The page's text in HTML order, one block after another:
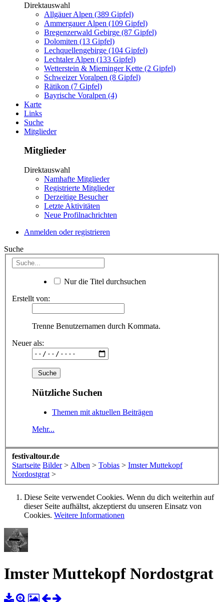
Direktauswahl
Allgäuer Alpen (389 Gipfel)
Ammergauer Alpen (109 Gipfel)
Bregenzerwald Gebirge (87 Gipfel)
Dolomiten (13 Gipfel)
Lechquellengebirge (104 Gipfel)
Lechtaler Alpen (133 Gipfel)
Wetterstein & Mieminger Kette (2 Gipfel)
Schweizer Voralpen (8 Gipfel)
Rätikon (7 Gipfel)
Bayrische Voralpen (4)
Karte
Links
Suche
Mitglieder
Mitglieder
Direktauswahl
Namhafte Mitglieder
Registrierte Mitglieder
Derzeitige Besucher
Letzte Aktivitäten
Neue Profilnachrichten
Anmelden oder registrieren
Suche
Nur die Titel durchsuchen
Erstellt von:
Trenne Benutzernamen durch Kommata.
Neuer als:
Nützliche Suchen
Themen mit aktuellen Beiträgen
Mehr...
festivaltour.de
Startseite Bilder > Alben > Tobias > Imster Muttekopf
Nordostgrat >
Diese Seite verwendet Cookies. Wenn du dich weiterhin auf
dieser Seite aufhältst, akzeptierst du unseren Einsatz von
Cookies. Weitere Informationen
Imster Muttekopf Nordostgrat